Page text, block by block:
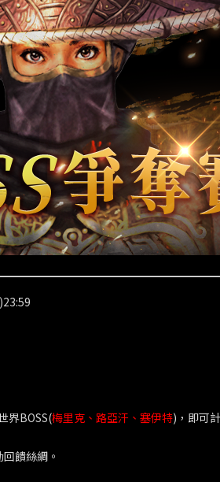
界BOSS(梅里克、路亞汗、塞伊特)，即可
饋絲綢。